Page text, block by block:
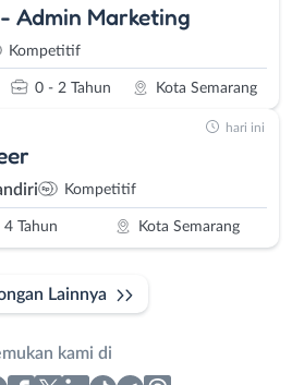
Admin Marketing
Kompetitif
0 - 2 Tahun Kota Semarang
Kompetitif
4 Tahun Kota Semarang
hari ini
Lainnya
kami di